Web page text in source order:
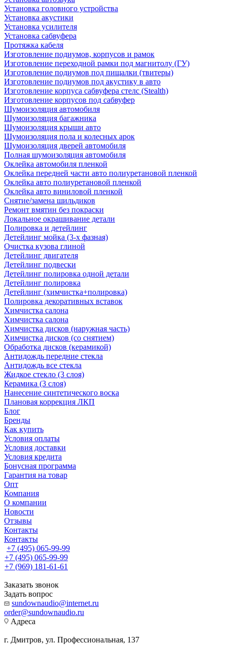
Установка головного устройства
Установка акустики
Установка усилителя
Установка сабвуфера
Протяжка кабеля
Изготовление подиумов, корпусов и рамок
Изготовление переходной рамки под магнитолу (ГУ)
Изготовление подиумов под пищалки (твитеры)
Изготовление подиумов под акустику в авто
Изготовление корпуса сабвуфера стелс (Stealth)
Изготовление корпусов под сабвуфер
Шумоизоляция автомобиля
Шумоизоляция багажника
Шумоизоляция крыши авто
Шумоизоляция пола и колесных арок
Шумоизоляция дверей автомобиля
Полная шумоизоляция автомобиля
Оклейка автомобиля пленкой
Оклейка передней части авто полиуретановой пленкой
Оклейка авто полиуретановой пленкой
Оклейка авто виниловой пленкой
Снятие/замена шильдиков
Ремонт вмятин без покраски
Локальное окрашивание детали
Полировка и детейлинг
Детейлинг мойка (3-х фазная)
Очистка кузова глиной
Детейлинг двигателя
Детейлинг подвески
Детейлинг полировка одной детали
Детейлинг полировка
Детейлинг (химчистка+полировка)
Полировка декоративных вставок
Химчистка салона
Химчистка салона
Химчистка дисков (наружная часть)
Химчистка дисков (со снятием)
Обработка дисков (керамикой)
Антидождь передние стекла
Антидождь все стекла
Жидкое стекло (3 слоя)
Керамика (3 слоя)
Нанесение синтетического воска
Плановая коррекция ЛКП
Блог
Бренды
Как купить
Условия оплаты
Условия доставки
Условия кредита
Бонусная программа
Гарантия на товар
Опт
Компания
О компании
Новости
Отзывы
Контакты
Контакты
+7 (495) 065-99-99
+7 (495) 065-99-99
+7 (969) 181-61-61
Заказать звонок
Задать вопрос
sundownaudio@internet.ru
order@sundownaudio.ru
Адреса
г. Дмитров, ул. Профессиональная, 137